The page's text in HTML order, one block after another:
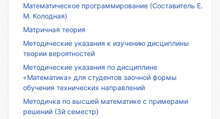
Математическое программирование (Составитель Е.
М. Колодная)
Матричная теория
Методические указания к изучению дисциплины
теории вероятностей
Методические указания по дисциплине
«Математика» для студентов заочной формы
обучения технических направлений
Методичка по высшей математике с примерами
решений (3й семестр)